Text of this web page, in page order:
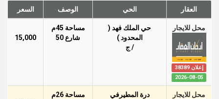
العقار الحي الوصف السعر
محل للايجار
إعلان 38389
2026-08-05
حي الملك فهد (
المحدود )
/ ج
مساحة 45م
شارع 50
15,000
محل للايجار درة المطيرفي
مساحة 26م